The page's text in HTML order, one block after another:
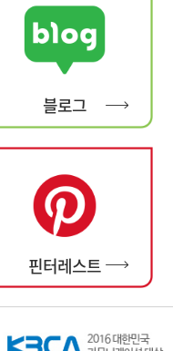
블로그
핀터레스트